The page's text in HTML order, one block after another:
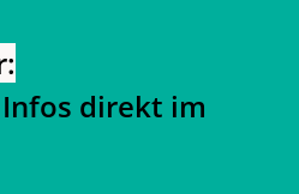
direkt im